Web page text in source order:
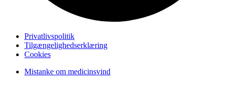
Privatlivspolitik
Tilgængelighedserklæring
Cookies
Mistanke om medicinsvind